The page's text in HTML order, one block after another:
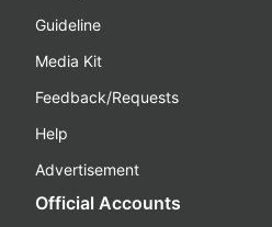
Guideline
Media Kit
Feedback/Requests
Help
Advertisement
Official Accounts